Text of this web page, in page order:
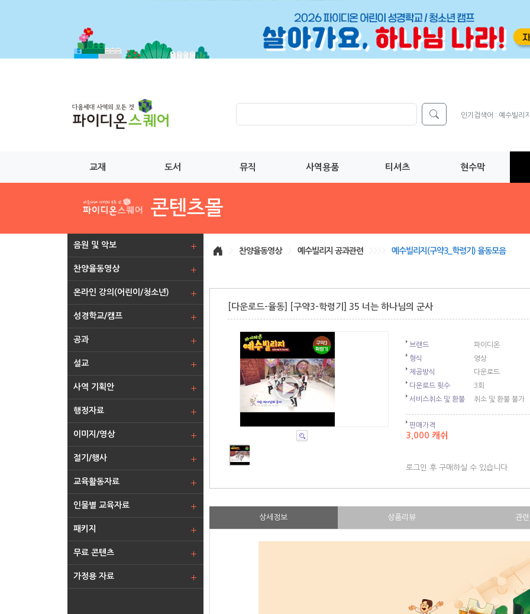
인기검색어 : 예수빌리
교재 도서 뮤직 사역용품 티셔츠 현수막
음원 및 악보
찬양율동영상
온라인 강의(어린이/청소년)
성경학교/캠프
공과
설교
사역 기획안
행정자료
이미지/영상
절기/행사
교육활동자료
인물별 교육자료
패키지
무료 콘텐츠
가정용 자료
찬양율동영상 예수빌리지 공과관련 예수빌리지(구약3_학령기) 율동모음
[다운로드-율동] [구약3-학령기] 35 너는 하나님의 군사
브랜드
파이디온
형식
영상
제공방식
다운로드
다운로드 횟수
3회
서비스취소 및 환불
취소 및 환불 불가
판매가격
3,000 캐쉬
로그인 후 구매하실 수 있습니다.
상세정보 상품리뷰 관